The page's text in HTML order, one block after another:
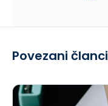
Povezani članci